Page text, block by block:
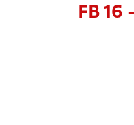
FB 16